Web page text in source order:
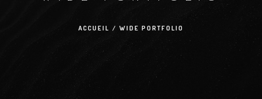
ACCUEIL / WIDE PORTFOLIO